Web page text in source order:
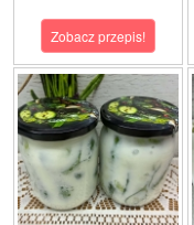
Zobacz przepis!